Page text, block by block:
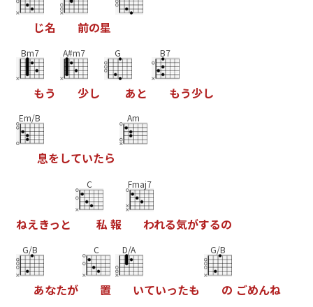
じ名 前の星
Bm7
もう
A#m7
少し
G
あ と
B7
もう少し
Em/B
息をしていたら
Am
ねえきっ と
C
私 報
Fmaj7
われる気がするの
G/B
あなたが
C
置
D/A
いていったも
G/B
の ごめんね